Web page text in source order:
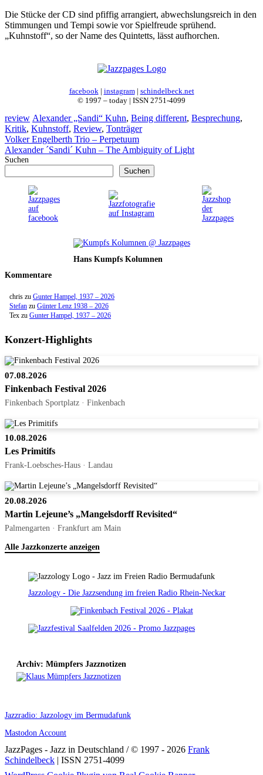
Die Stücke der CD sind pfiffig arrangiert, abwechslungsreich in den
Stimmungen und Tempi sowie vor Spielfreude sprühend.
„Kuhnstoff“, so der Name des Quintetts, lässt aufhorchen.
facebook | instagram| schindelbeck.net
© 1997 – today | ISSN 2751-4099
Kategorien
review Schlagwörter
Alexander „Sandi“ Kuhn, Being different, Besprechung,
Kritik, Kuhnstoff, Review, Tonträger
Volker Engelberth Trio – Perpetuum
Alexander ´Sandi´ Kuhn – The Ambiguity of Light
Suchen
Suchen
Hans Kumpfs Kolumnen
Kommentare
chris zu Gunter Hampel, 1937 – 2026
Stefan zu Günter Lenz 1938 – 2026
Tex zu Gunter Hampel, 1937 – 2026
Konzert-Highlights
07.08.2026
Finkenbach Festival 2026
Finkenbach Sportplatz · Finkenbach
10.08.2026
Les Primitifs
Frank-Loebsches-Haus · Landau
20.08.2026
Martin Lejeune’s „Mangelsdorff Revisited“
Palmengarten · Frankfurt am Main
Alle Jazzkonzerte anzeigen
Jazzology - Die Jazzsendung im freien Radio Rhein-Neckar
Archiv: Mümpfers Jazznotizen
Jazzradio: Jazzology im Bermudafunk
Mastodon Account
JazzPages - Jazz in Deutschland / © 1997 - 2026 Frank
Schindelbeck | ISSN 2751-4099